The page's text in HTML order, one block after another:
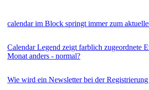
calendar im Block springt immer zum
Calendar Legend zeigt farblich zugeordnete
Monat anders - normal?
Wie wird ein Newsletter bei der